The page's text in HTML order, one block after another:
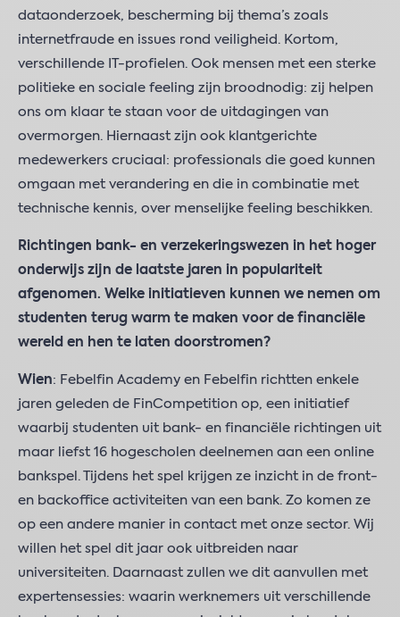
dataonderzoek, bescherming bij thema’s zoals
internetfraude en issues rond veiligheid. Kortom,
verschillende IT-profielen. Ook mensen met een sterke
politieke en sociale feeling zijn broodnodig: zij helpen
ons om klaar te staan voor de uitdagingen van
overmorgen. Hiernaast zijn ook klantgerichte
medewerkers cruciaal: professionals die goed kunnen
omgaan met verandering en die in combinatie met
technische kennis, over menselijke feeling beschikken.
Richtingen bank- en verzekeringswezen in het hoger
onderwijs zijn de laatste jaren in populariteit
afgenomen. Welke initiatieven kunnen we nemen om
studenten terug warm te maken voor de financiële
wereld en hen te laten doorstromen?
Wien: Febelfin Academy en Febelfin richtten enkele
jaren geleden de FinCompetition op, een initiatief
waarbij studenten uit bank- en financiële richtingen uit
maar liefst 16 hogescholen deelnemen aan een online
bankspel. Tijdens het spel krijgen ze inzicht in de front-
en backoffice activiteiten van een bank. Zo komen ze
op een andere manier in contact met onze sector. Wij
willen het spel dit jaar ook uitbreiden naar
universiteiten. Daarnaast zullen we dit aanvullen met
expertensessies: waarin werknemers uit verschillende